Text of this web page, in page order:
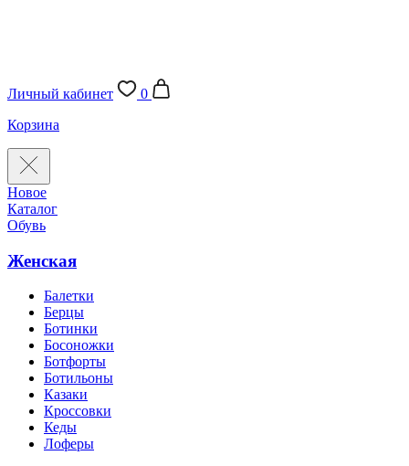
Личный кабинет
0
Корзина
Новое
Каталог
Обувь
Женская
Балетки
Берцы
Ботинки
Босоножки
Ботфорты
Ботильоны
Казаки
Кроссовки
Кеды
Лоферы